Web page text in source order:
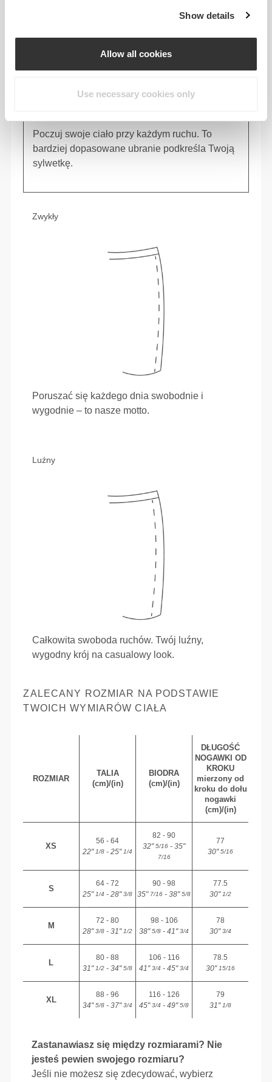
Show details
Allow all cookies
Use necessary cookies only
Poczuj swoje ciało przy każdym ruchu. To
bardziej dopasowane ubranie podkreśla Twoją
sylwetkę.
Zwykły
Poruszać się każdego dnia swobodnie i
wygodnie – to nasze motto.
Luźny
Całkowita swoboda ruchów. Twój luźny,
wygodny krój na casualowy look.
ZALECANY ROZMIAR NA PODSTAWIE
TWOICH WYMIARÓW CIAŁA
ROZMIAR
TALIA
(cm)/(in)
BIODRA
(cm)/(in)
DŁUGOŚĆ
NOGAWKI OD
KROKU
mierzony od
kroku do dołu
nogawki
(cm)/(in)
XS
56 - 64
22"1/8 - 25"1/4
82 - 90
32"5/16 - 35"
7/16
77
30"5/16
S
64 - 72
25"1/4 - 28"3/8
90 - 98
35"7/16 - 38"5/8
77.5
30"1/2
M
72 - 80
28"3/8 - 31"1/2
98 - 106
38"5/8 - 41"3/4
78
30"3/4
L
80 - 88
31"1/2 - 34"5/8
106 - 116
41"3/4 - 45"3/4
78.5
30"15/16
XL
88 - 96
34"5/8 - 37"3/4
116 - 126
45"3/4 - 49"5/8
79
31"1/8
Zastanawiasz się między rozmiarami? Nie
jesteś pewien swojego rozmiaru?
Jeśli nie możesz się zdecydować, wybierz